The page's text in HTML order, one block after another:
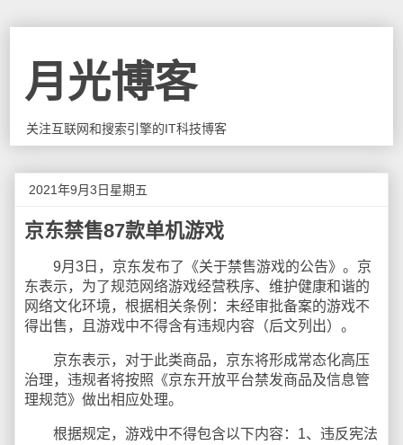
月光博客
关注互联网和搜索引擎的IT科技博客
2021年9月3日星期五
京东禁售87款单机游戏
9月3日，京东发布了《关于禁售游戏的公告》。京
东表示，为了规范网络游戏经营秩序、维护健康和谐的
网络文化环境，根据相关条例：未经审批备案的游戏不
得出售，且游戏中不得含有违规内容（后文列出）。
京东表示，对于此类商品，京东将形成常态化高压
治理，违规者将按照《京东开放平台禁发商品及信息管
理规范》做出相应处理。
根据规定，游戏中不得包含以下内容：1、违反宪法